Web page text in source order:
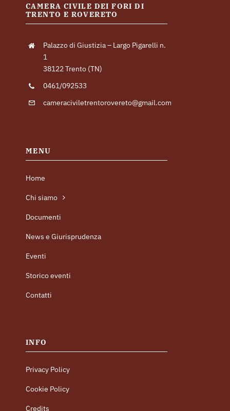
CAMERA CIVILE DEI FORI DI
TRENTO E ROVERETO
Palazzo di Giustizia – Largo Pigarelli n.
1
38122 Trento (TN)
0461/092533
cameraciviletrentorovereto@gmail.com
MENU
Home
Chi siamo
Documenti
News e Giurisprudenza
Eventi
Storico eventi
Contatti
INFO
Privacy Policy
Cookie Policy
Credits